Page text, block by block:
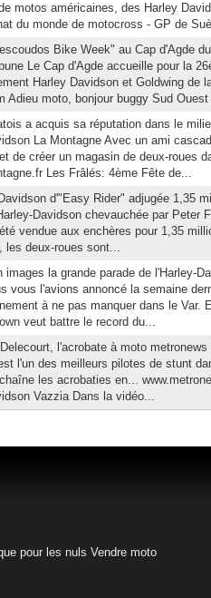
motos américaines, des Harley
du monde de motocross - GP de
Bike Week" au Cap d'Agde
Le Cap d'Agde accueille pour la
Harley Davidson et Goldwing de
Adieu moto, bonjour buggy Sud
a acquis sa réputation dans le
La Montagne Avec un ami
de créer un magasin de deux-roues
Les Frâlés: 4ème Fête de...
d'"Easy Rider" adjugée 1,35
Davidson chevauchée par Peter
vendue aux enchères pour 1,35
les deux-roues sont...
images la grande parade de l'Harley-
vous l'avions annoncé la semaine
à ne pas manquer dans le Var.
veut battre le record du...
l'acrobate à moto
l'un des meilleurs pilotes de stunt
les acrobaties en...
Vazzia Dans la vidéo...
pour les nuls Vendre moto